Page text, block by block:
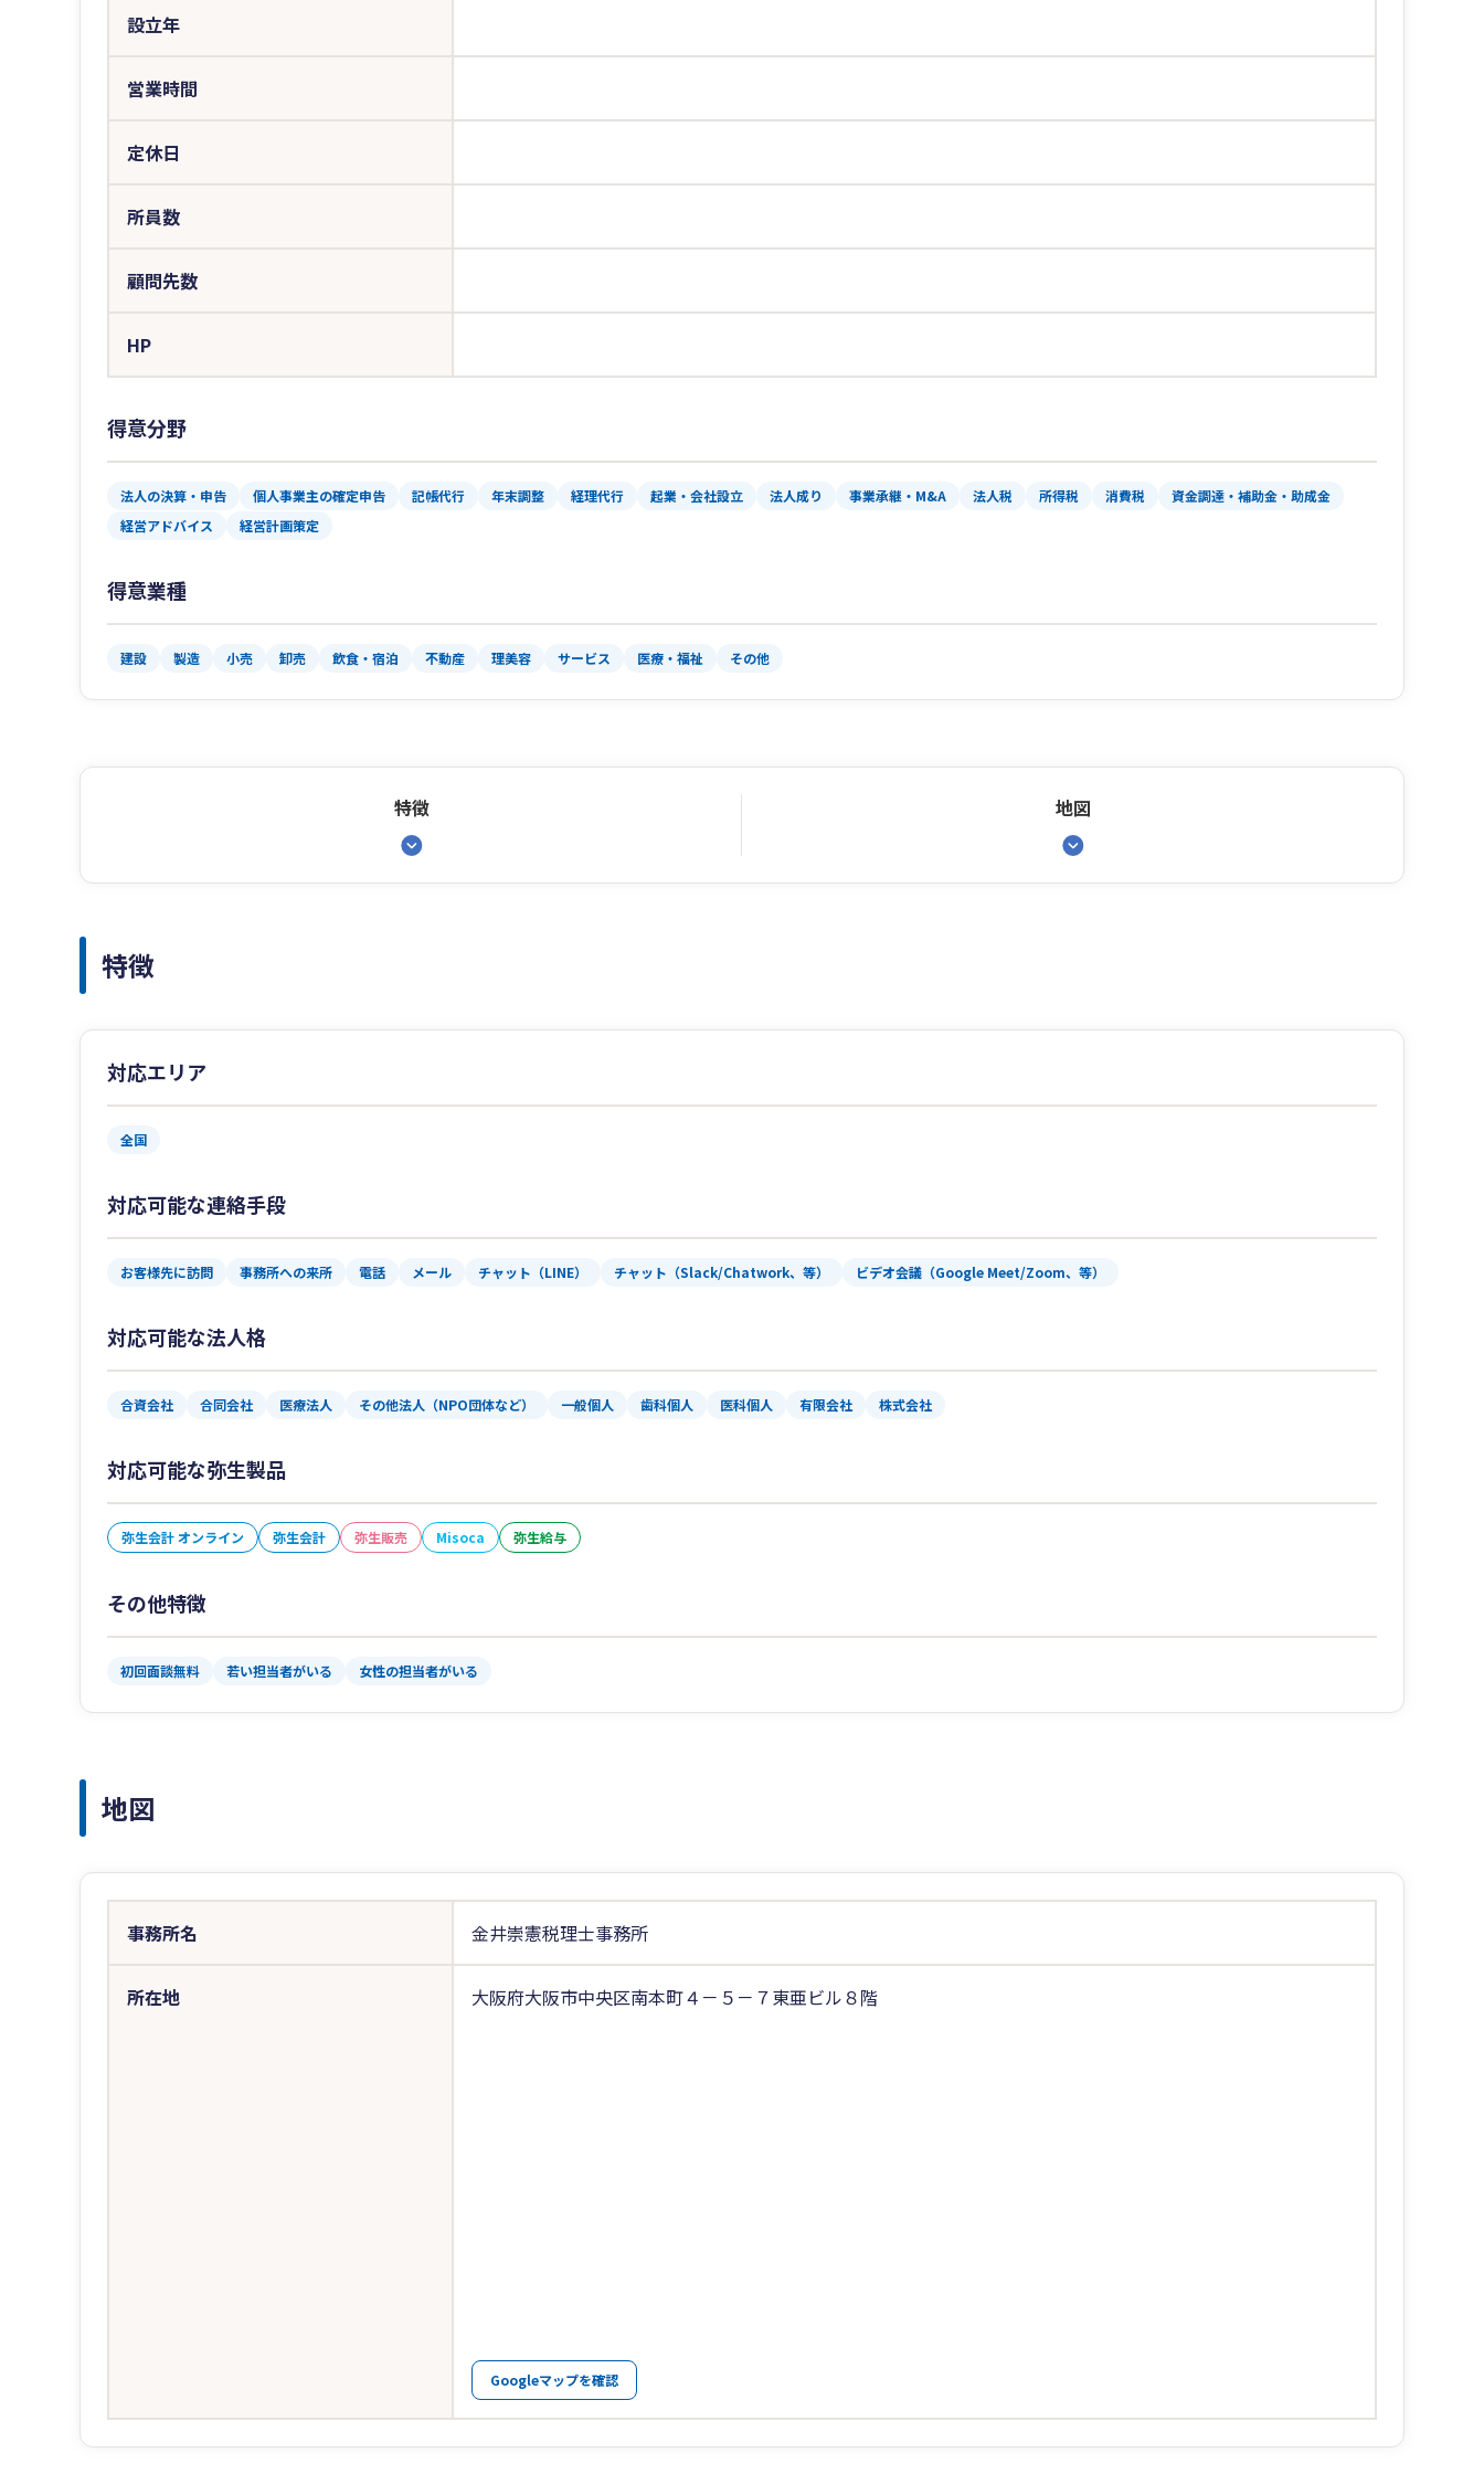
設立年
営業時間
定休日
所員数
顧問先数
HP
得意分野
法人の決算・申告 個人事業主の確定申告 記帳代行 年末調整 経理代行 起業・会社設立 法人成り 事業承継・M&A 法人税 所得税 消費税
資金調達・補助金・助成金
経営アドバイス
経営計画策定
得意業種
建設 製造 小売 卸売 飲食・宿泊 不動産 理美容 サービス 医療・福祉 その他
特徴 地図
特徴
対応エリア
全国
対応可能な連絡手段
お客様先に訪問 事務所への来所 電話 メール チャット（LINE） チャット（Slack/Chatwork、等） ビデオ会議（Google Meet/Zoom、等）
対応可能な法人格
合資会社 合同会社 医療法人 その他法人（NPO団体など） 一般個人 歯科個人 医科個人 有限会社 株式会社
対応可能な弥生製品
弥生会計 オンライン 弥生会計 弥生販売 Misoca 弥生給与
その他特徴
初回面談無料 若い担当者がいる 女性の担当者がいる
地図
事務所名 金井崇憲税理士事務所
所在地 大阪府大阪市中央区南本町４－５－７東亜ビル８階
Googleマップを確認